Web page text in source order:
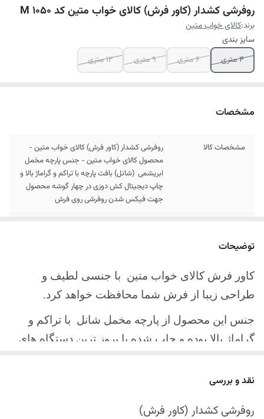
روفرشی کشدار (کاور فرش) کالای خواب متین کد M 1050
برند:کالای خواب متین
سایز بندی
4 متری
6 متری 9 متری 12 متری
مشخصات
مشخصات کالا
روفرشی کشدار (کاور فرش) کالای خواب متین -
محصول کالای خواب متین - جنس پارچه مخمل
ابریشمی (شانل) بافت پارچه با تراکم و گراماژ بالا و
چاپ دیجیتال کش دوزی در چهار گوشه محصول
جهت فیکس شدن روفرشی روی فرش
ارسال کالا
آینده
توضیحات
کاور فرش کالای خواب متین با جنسی لطیف و
طراحی زیبا از فرش شما محافظت خواهد کرد.
جنس این محصول از پارچه مخمل شانل با تراکم و
گراماژ بالا بوده و چاپ شده با بروز ترین دستگاه های
چهار گوشه این محصول با کش باکیفیت دوخته‌شده
نقد و بررسی
روفرشی کشدار (کاور فرش)